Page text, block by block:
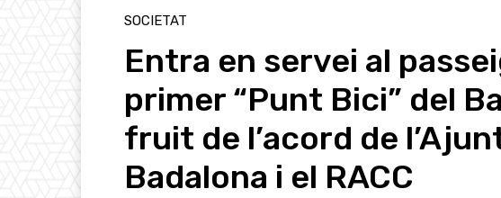
SOCIETAT
Entra en servei al
primer “Punt Bici” del
fruit de l’acord de
Badalona i el RACC